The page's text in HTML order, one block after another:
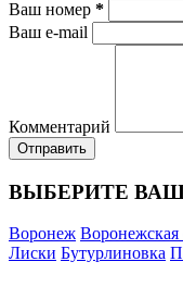
Ваш номер *
Ваш e-mail
Комментарий
ВЫБЕРИТЕ
Воронеж Воронежская
Лиски Бутурлиновка